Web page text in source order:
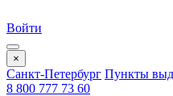
Войти
×
Санкт-Петербург Пункты
8 800 777 73 60